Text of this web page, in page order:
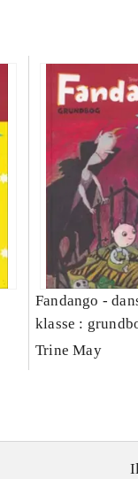
Fandango -
klasse :
Trine May